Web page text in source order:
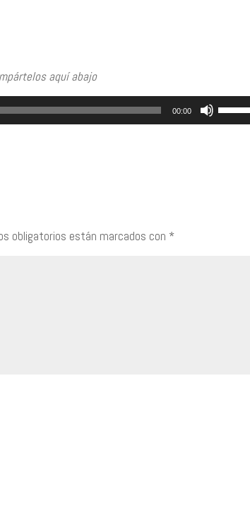
aquí abajo
00:00
Utiliza
las
obligatorios están marcados con *